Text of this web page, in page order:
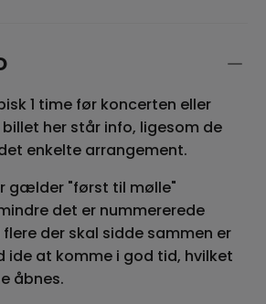
1 time før koncerten eller
her står info, ligesom de
enkelte arrangement.
gælder "først til mølle"
det er nummererede
flere der skal sidde sammen er
ide at komme i god tid, hvilket
åbnes.